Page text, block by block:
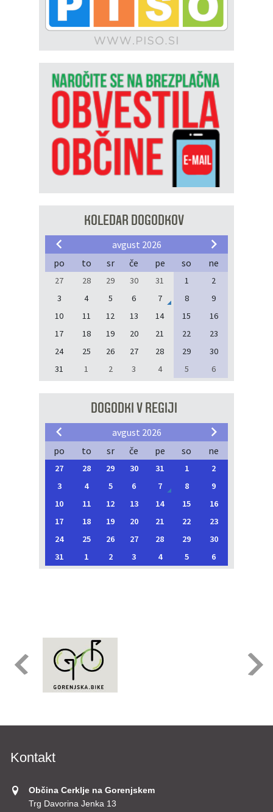
KOLEDAR DOGODKOV
avgust 2026
po
to sr če pe so ne
27 28 29 30 31 1
2
3
4 5 6 7 8
9
10
11 12 13 14 15
16
17
18 19 20 21 22
23
24
25 26 27 28 29
30
31
1 2 3 4 5 6
DOGODKI V REGIJI
avgust 2026
po
to sr če pe so ne
27 28 29 30 31 1
2
3
4 5 6 7 8
9
10
11 12 13 14 15
16
17
18 19 20 21 22
23
24
25 26 27 28 29
30
31
1 2 3 4 5 6
Kontakt
Občina Cerklje na Gorenjskem
Trg Davorina Jenka 13